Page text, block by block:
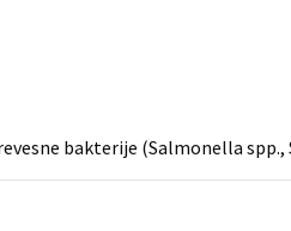
bakterije (Salmonella spp.,